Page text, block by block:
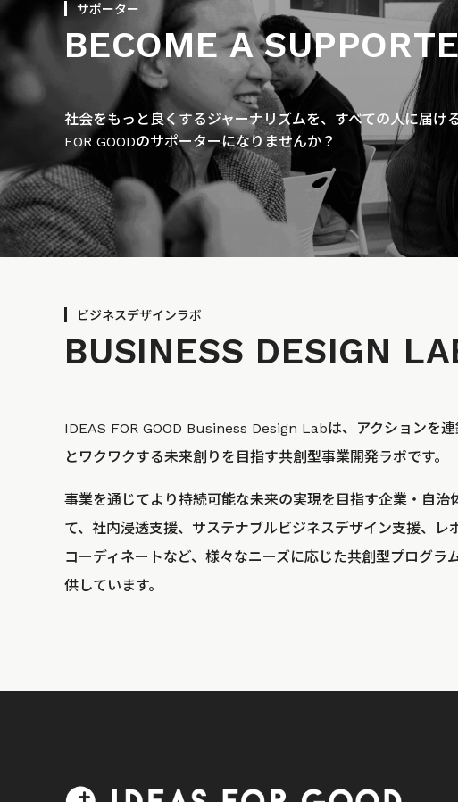
サポーター
BECOME A
社会をもっと良くするジャーナリズムを、すべての人に届け
FOR GOODのサポーターになりませんか？
ビジネスデザインラボ
BUSINESS DESIGN
IDEAS FOR GOOD Business Design Labは、アクションを
とワクワクする未来創りを目指す共創型事業開発ラボです。
事業を通じてより持続可能な未来の実現を目指す企業・自治
て、社内浸透支援、サステナブルビジネスデザイン支援、レ
コーディネートなど、様々なニーズに応じた共創型プログラ
供しています。